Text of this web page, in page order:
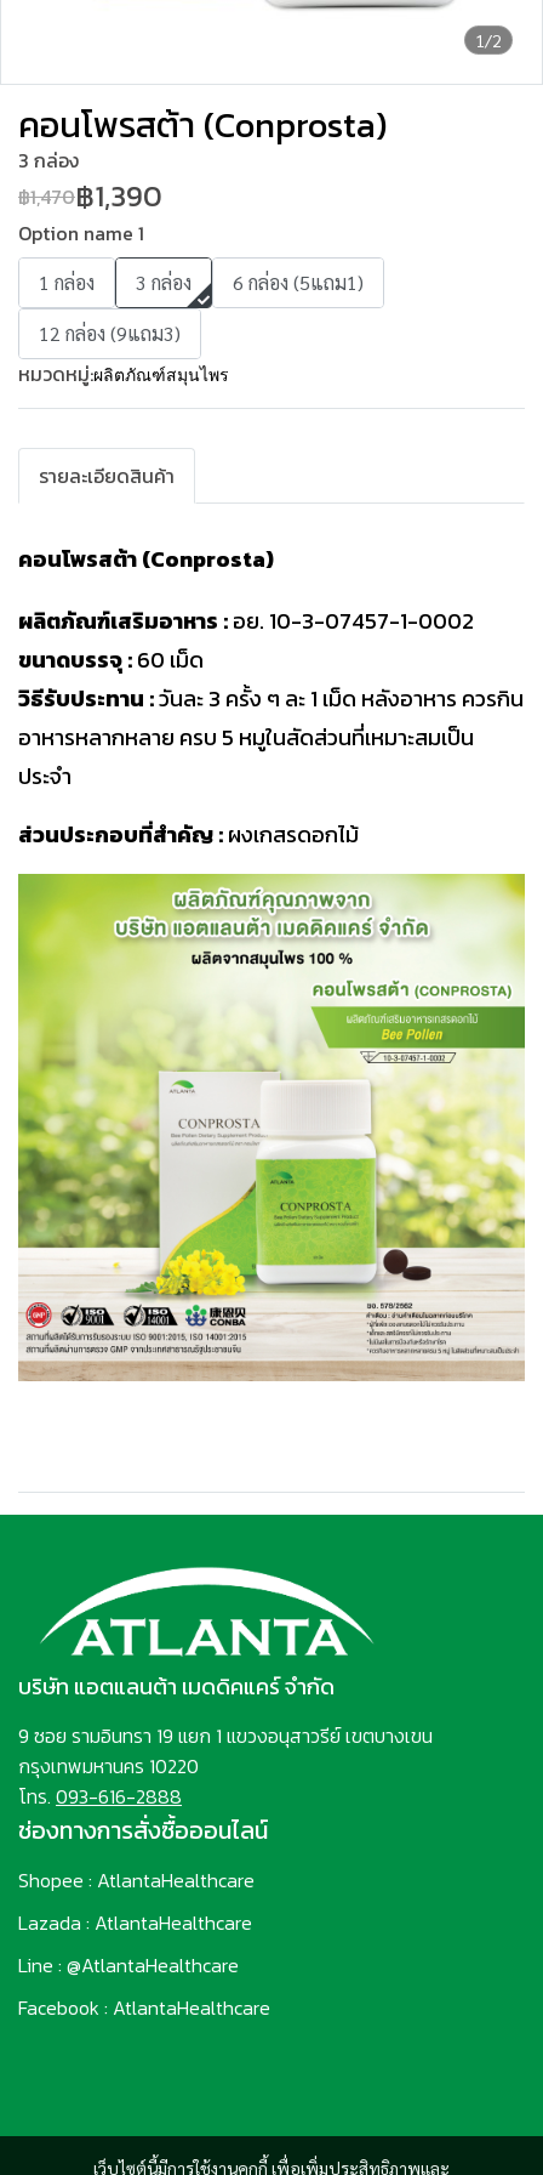
1/2
คอนโพรสต้า (Conprosta)
3 กล่อง
฿1,470฿1,390
Option name 1
1 กล่อง 3 กล่อง
6 กล่อง (5แถม1)
12 กล่อง (9แถม3)
หมวดหมู่:ผลิตภัณฑ์สมุนไพร
รายละเอียดสินค้า
คอนโพรสต้า (Conprosta)
ผลิตภัณฑ์เสริมอาหาร :อย. 10-3-07457-1-0002
ขนาดบรรจุ :60 เม็ด
วิธีรับประทาน :วันละ 3 ครั้ง ๆ ละ 1 เม็ด หลังอาหาร ควรกิน
อาหารหลากหลาย ครบ 5 หมูในสัดส่วนที่เหมาะสมเป็น
ประจำ
ส่วนประกอบที่สำคัญ :ผงเกสรดอกไม้
เว็บไซต์นี้มีการใช้งานคุกกี้ เพื่อเพิ่มประสิทธิภาพและ
บริษัท แอตแลนต้า เมดดิคแคร์ จำกัด
9 ซอย รามอินทรา 19 แยก 1 แขวงอนุสาวรีย์ เขตบางเขน
กรุงเทพมหานคร 10220
โทร. 093-616-2888
ช่องทางการสั่งซื้อออนไลน์
Shopee : AtlantaHealthcare
Lazada : AtlantaHealthcare
Line : @AtlantaHealthcare
Facebook : AtlantaHealthcare